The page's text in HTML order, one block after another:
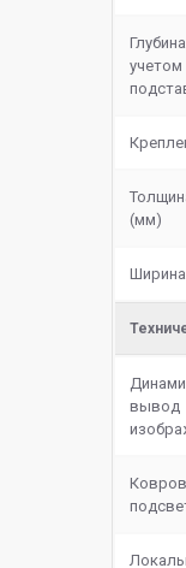
учетом
(мм)
вывод